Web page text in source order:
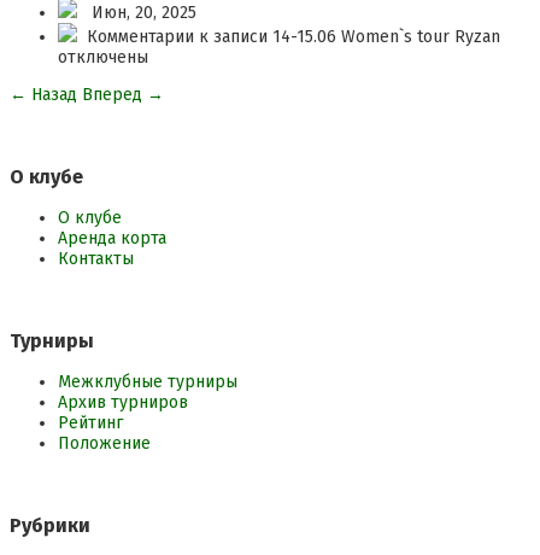
Июн, 20, 2025
Комментарии к записи 14-15.06 Women`s tour Ryzan
отключены
← Назад Вперед →
О клубе
О клубе
Аренда корта
Контакты
Турниры
Межклубные турниры
Архив турниров
Рейтинг
Положение
Рубрики